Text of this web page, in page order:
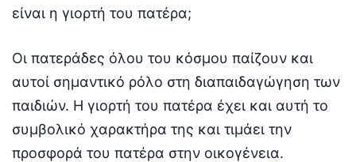
είναι η γιορτή του πατέρα;
Οι πατεράδες όλου του κόσμου παίζουν και
αυτοί σημαντικό ρόλο στη διαπαιδαγώγηση των
παιδιών. Η γιορτή του πατέρα έχει και αυτή το
συμβολικό χαρακτήρα της και τιμάει την
προσφορά του πατέρα στην οικογένεια.